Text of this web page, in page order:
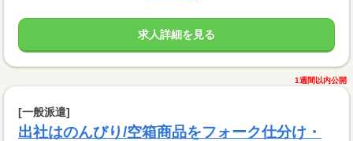
求人詳細を見る
1週間以内公開
[一般派遣]
出社はのんびり/空箱商品をフォーク仕分け・